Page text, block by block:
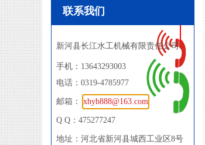
联系我们
新河县长江水工机械有限责任公司
手机：13643293003
电话：0319-4785977
邮箱： xhyb888@163.com
Q Q：475277247
地址：河北省新河县城西工业区8号